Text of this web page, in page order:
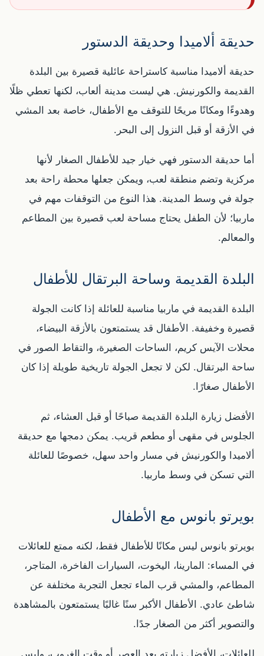
حديقة ألاميدا وحديقة الدستور
حديقة ألاميدا مناسبة كاستراحة عائلية قصيرة بين البلدة
القديمة والكورنيش. هي ليست مدينة ألعاب، لكنها تعطي ظلًا
وهدوءًا ومكانًا مريحًا للتوقف مع الأطفال، خاصة بعد المشي
في الأزقة أو قبل النزول إلى البحر.
أما حديقة الدستور فهي خيار جيد للأطفال الصغار لأنها
مركزية وتضم منطقة لعب، ويمكن جعلها محطة راحة بعد
جولة في وسط المدينة. هذا النوع من التوقفات مهم في
ماربيا؛ لأن الطفل يحتاج مساحة لعب قصيرة بين المطاعم
والمعالم.
البلدة القديمة وساحة البرتقال للأطفال
البلدة القديمة في ماربيا مناسبة للعائلة إذا كانت الجولة
قصيرة وخفيفة. الأطفال قد يستمتعون بالأزقة البيضاء،
محلات الآيس كريم، الساحات الصغيرة، والتقاط الصور في
ساحة البرتقال. لكن لا تجعل الجولة تاريخية طويلة إذا كان
الأطفال صغارًا.
الأفضل زيارة البلدة القديمة صباحًا أو قبل العشاء، ثم
الجلوس في مقهى أو مطعم قريب. يمكن دمجها مع حديقة
ألاميدا والكورنيش في مسار واحد سهل، خصوصًا للعائلة
التي تسكن في وسط ماربيا.
بويرتو بانوس مع الأطفال
بويرتو بانوس ليس مكانًا للأطفال فقط، لكنه ممتع للعائلات
في المساء: المارينا، اليخوت، السيارات الفاخرة، المتاجر،
المطاعم، والمشي قرب الماء تجعل التجربة مختلفة عن
شاطئ عادي. الأطفال الأكبر سنًا غالبًا يستمتعون بالمشاهدة
والتصوير أكثر من الصغار جدًا.